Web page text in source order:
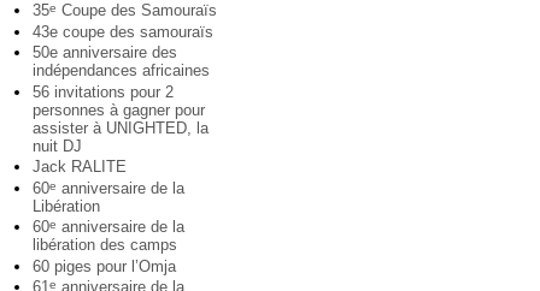
35e Coupe des Samouraïs
43e coupe des samouraïs
50e anniversaire des
indépendances africaines
56 invitations pour 2
personnes à gagner pour
assister à UNIGHTED, la
nuit DJ
Jack RALITE
60e anniversaire de la
Libération
60e anniversaire de la
libération des camps
60 piges pour l’Omja
61e anniversaire de la